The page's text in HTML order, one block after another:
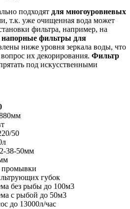
подходят для многоуровневых
т.к. уже очищенная вода может
фильтра, например, на
напорные фильтры для
ниже уровня зеркала воды, что
их декорирования. Фильтр
под искусственными
50
38-50мм
губок
без рыбы до 100м3
с рыбой до 50м3
до 13000л/час